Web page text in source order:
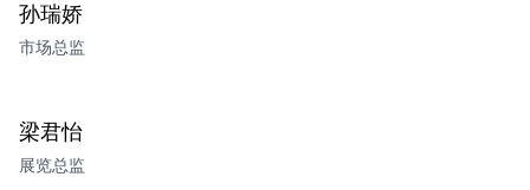
孙瑞娇
市场总监
梁君怡
展览总监